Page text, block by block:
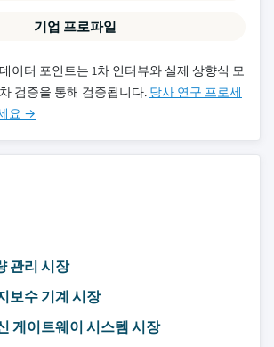
기업 프로파일
이터 포인트는 1차 인터뷰와 실제 상향식 모
검증을 통해 검증됩니다. 당사 연구 프로세
요 →
관리 시장
보수 기계 시장
게이트웨이 시스템 시장